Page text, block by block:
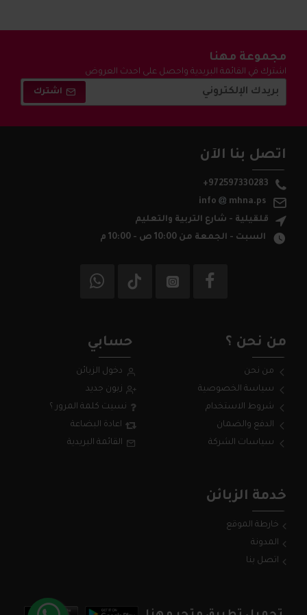
مجموعة مهنا
اشترك في القائمة البريدية واحصل على احدث العروض
والتخفيضات !
اشترك
اتصل بنا الآن
+972597330283
info
mhna.ps
قلقيلية - شارع التربية والتعليم
السبت - الجمعة من 10:00 ص - 10:00 م
من نحن ؟
من نحن
سياسة الخصوصية
شروط الاستخدام
الدفع والضمان
سياسات الشركة
حسابي
دخول الزبائن
زبون جديد
نسيت كلمة المرور ؟
اعادة البضاعة
القائمة البريدية
خدمة الزبائن
خارطة الموقع
المدونة
اتصل بنا